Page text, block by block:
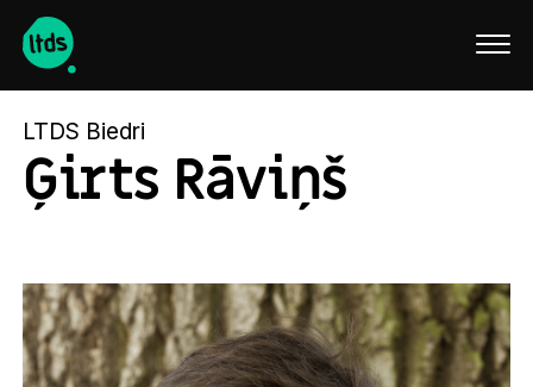
LTDS Biedri
Ģirts Rāviņš